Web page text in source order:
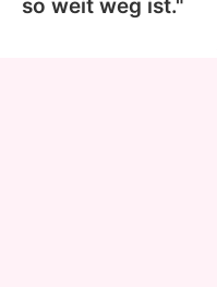
so weit weg ist."